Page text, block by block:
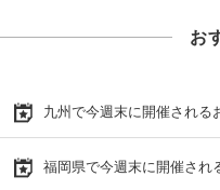
お
九州で今週末に開催される
福岡県で今週末に開催され